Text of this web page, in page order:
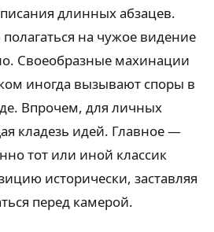
длинных абзацев.
на чужое видение
Своеобразные махинации
иногда вызывают споры в
Впрочем, для личных
кладезь идей. Главное —
тот или иной классик
исторически, заставляя
перед камерой.